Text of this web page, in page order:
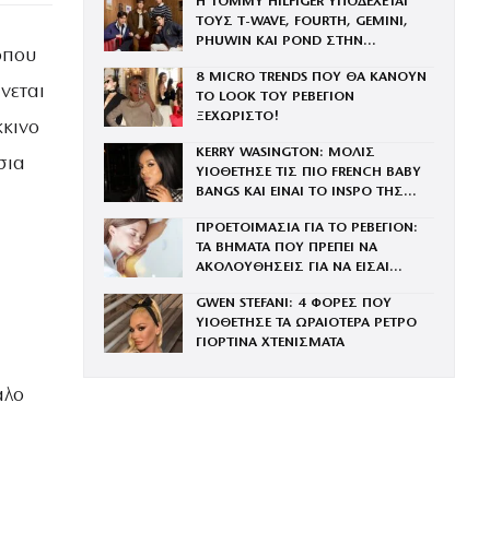
ΤΟΥΣ Τ-WAVE, FOURTH, GEMINI,
PHUWIN ΚΑΙ POND ΣΤΗΝ
8 MICRO TRENDS ΠΟΥ ΘΑ ΚΑΝΟΥΝ
ΤΟ LOOK ΤΟΥ ΡΕΒΕΓΙΟΝ
ΞΕΧΩΡΙΣΤΟ!
KERRY WASINGTON: ΜΟΛΙΣ
ΥΙΟΘΕΤΗΣΕ ΤΙΣ ΠΙΟ FRENCH BABY
BANGS ΚΑΙ ΕΙΝΑΙ ΤΟ INSPO ΤΗΣ
ΠΡΟΕΤΟΙΜΑΣΙΑ ΓΙΑ ΤΟ ΡΕΒΕΓΙΟΝ:
ΤΑ ΒΗΜΑΤΑ ΠΟΥ ΠΡΕΠΕΙ ΝΑ
ΑΚΟΛΟΥΘΗΣΕΙΣ ΓΙΑ ΝΑ ΕΙΣΑΙ
ΒΡΑΔΙΑ ΤΟΥ ΧΡΟΝΟΥ
GWEN STEFANI: 4 ΦΟΡΕΣ ΠΟΥ
ΥΙΟΘΕΤΗΣΕ ΤΑ ΩΡΑΙΟΤΕΡΑ ΡΕΤΡΟ
ΓΙΟΡΤΙΝΑ ΧΤΕΝΙΣΜΑΤΑ